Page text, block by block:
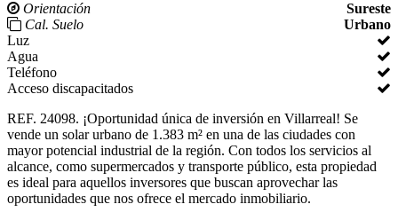
Orientación
Sureste
Cal. Suelo
Urbano
Luz
Agua
Teléfono
Acceso discapacitados
REF. 24098. ¡Oportunidad única de inversión en Villarreal! Se
vende un solar urbano de 1.383 m² en una de las ciudades con
mayor potencial industrial de la región. Con todos los servicios al
alcance, como supermercados y transporte público, esta propiedad
es ideal para aquellos inversores que buscan aprovechar las
oportunidades que nos ofrece el mercado inmobiliario.